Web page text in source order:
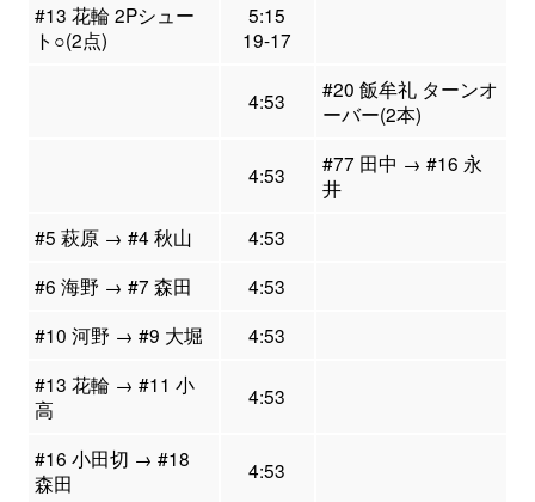
#13 花輪 2Pシュー
ト○(2点)
5:15
19-17
4:53
#20 飯牟礼 ターンオ
ーバー(2本)
4:53
#77 田中 → #16 永
井
#5 萩原 → #4 秋山
4:53
#6 海野 → #7 森田
4:53
#10 河野 → #9 大堀
4:53
#13 花輪 → #11 小
高
4:53
#16 小田切 → #18
森田
4:53